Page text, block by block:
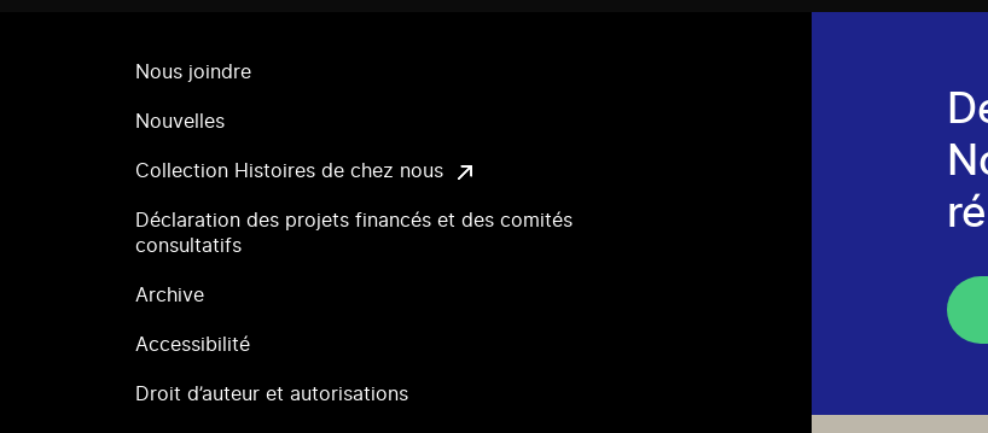
Nous joindre
Nouvelles
Collection Histoires de chez nous
Déclaration des projets financés et des comités
consultatifs
Archive
Accessibilité
Droit d’auteur et autorisations